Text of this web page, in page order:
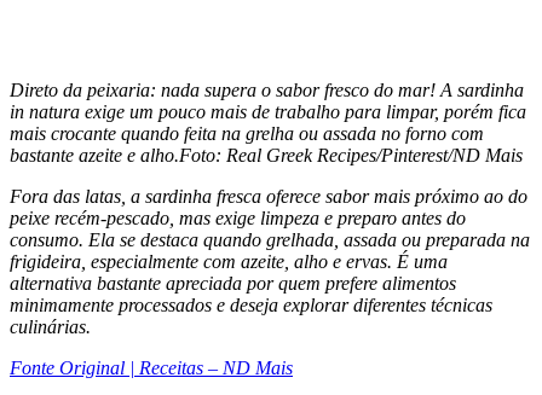
Direto da peixaria: nada supera o sabor fresco do mar! A sardinha
in natura exige um pouco mais de trabalho para limpar, porém fica
mais crocante quando feita na grelha ou assada no forno com
bastante azeite e alho.Foto: Real Greek Recipes/Pinterest/ND Mais
Fora das latas, a sardinha fresca oferece sabor mais próximo ao do
peixe recém-pescado, mas exige limpeza e preparo antes do
consumo. Ela se destaca quando grelhada, assada ou preparada na
frigideira, especialmente com azeite, alho e ervas. É uma
alternativa bastante apreciada por quem prefere alimentos
minimamente processados e deseja explorar diferentes técnicas
culinárias.
Fonte Original | Receitas – ND Mais